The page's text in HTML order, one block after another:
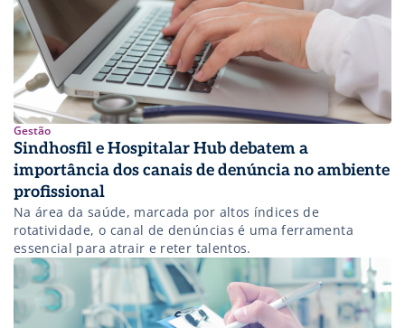
Gestão
Sindhosfil e Hospitalar Hub debatem a
importância dos canais de denúncia no ambiente
profissional
Na área da saúde, marcada por altos índices de
rotatividade, o canal de denúncias é uma ferramenta
essencial para atrair e reter talentos.